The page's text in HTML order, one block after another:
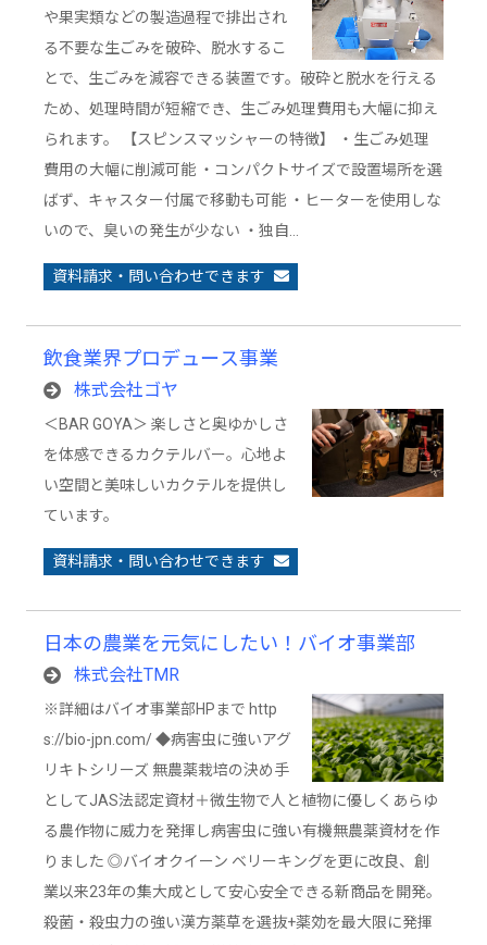
や果実類などの製造過程で排出され
る不要な生ごみを破砕、脱水するこ
とで、生ごみを減容できる装置です。破砕と脱水を行える
ため、処理時間が短縮でき、生ごみ処理費用も大幅に抑え
られます。 【スピンスマッシャーの特徴】 ・生ごみ処理
費用の大幅に削減可能 ・コンパクトサイズで設置場所を選
ばず、キャスター付属で移動も可能 ・ヒーターを使用しな
いので、臭いの発生が少ない ・独自…
資料請求・問い合わせできます
飲食業界プロデュース事業
株式会社ゴヤ
＜BAR GOYA＞ 楽しさと奥ゆかしさ
を体感できるカクテルバー。心地よ
い空間と美味しいカクテルを提供し
ています。
資料請求・問い合わせできます
日本の農業を元気にしたい！バイオ事業部
株式会社TMR
※詳細はバイオ事業部HPまで http
s://bio-jpn.com/ ◆病害虫に強いアグ
リキトシリーズ 無農薬栽培の決め手
としてJAS法認定資材＋微生物で人と植物に優しくあらゆ
る農作物に威力を発揮し病害虫に強い有機無農薬資材を作
りました ◎バイオクイーン ベリーキングを更に改良、創
業以来23年の集大成として安心安全できる新商品を開発。
殺菌・殺虫力の強い漢方薬草を選抜+薬効を最大限に発揮